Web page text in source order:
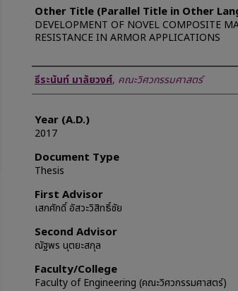
Other Title (Parallel Title in Other
DEVELOPMENT OF NOVEL COMPOSITE
RESISTANCE IN ARMOR APPLICATIONS
Author
ธีระนันท์ มาลัยวงศ์, คณะวิศวกรรมศาสตร์
Year (A.D.)
2017
Document Type
Thesis
First Advisor
เสกศักดิ์ อัสวะวิสิทธิ์ชัย
Second Advisor
ณัฐพร นุตยะสกุล
Faculty/College
Faculty of Engineering (คณะวิศวกรรมศาสตร์)